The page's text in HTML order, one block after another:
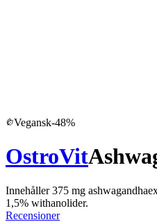
Vegansk-48%
OstroVit
Innehåller 375 mg
1,5% withanolider.
Recensioner